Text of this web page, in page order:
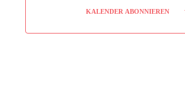
KALENDER ABONNIEREN